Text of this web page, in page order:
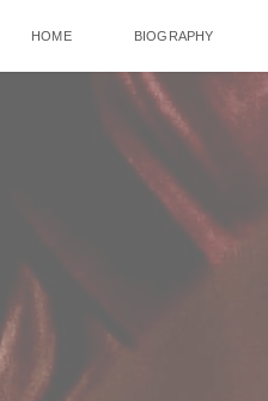
HOME BIOGRAPHY